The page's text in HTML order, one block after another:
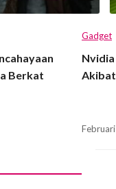
Berkat
Gadget
Nvidia